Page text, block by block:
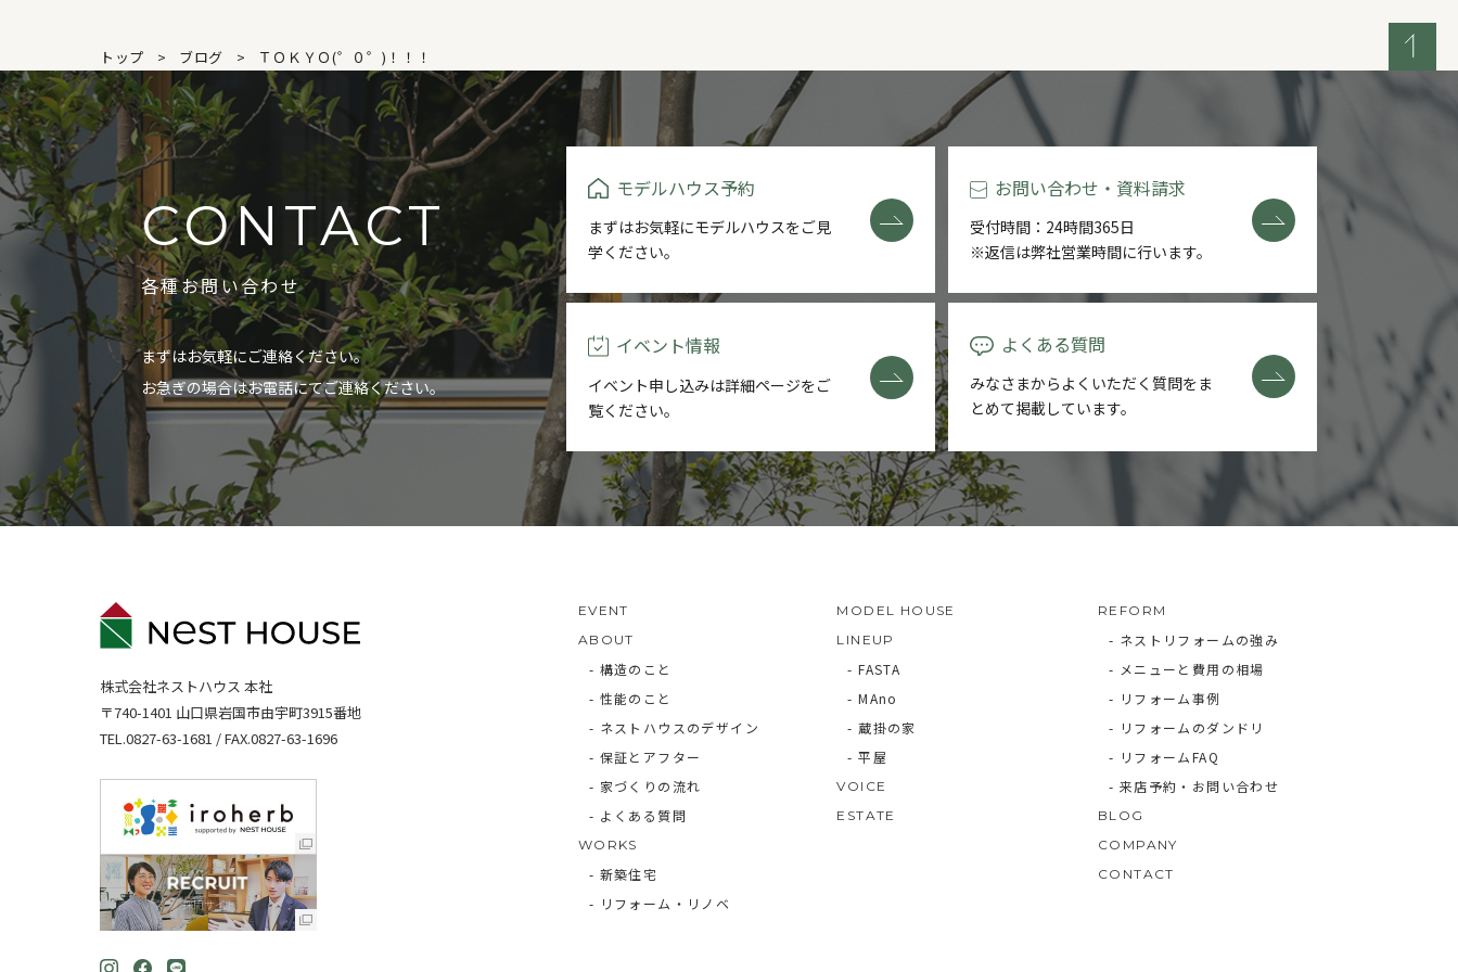
トップ ブログ ＴＯＫＹＯ(゜０゜)！！！
CONTACT
各種お問い合わせ
まずはお気軽にご連絡ください。
お急ぎの場合はお電話にてご連絡ください。
モデルハウス予約
まずはお気軽にモデルハウスをご見
学ください。
お問い合わせ・資料請求
受付時間：24時間365日
※返信は弊社営業時間に行います。
イベント情報
イベント申し込みは詳細ページをご
覧ください。
よくある質問
みなさまからよくいただく質問をま
とめて掲載しています。
株式会社ネストハウス 本社
〒740-1401 山口県岩国市由宇町3915番地
TEL.0827-63-1681 / FAX.0827-63-1696
EVENT
ABOUT
- 構造のこと
- 性能のこと
- ネストハウスのデザイン
- 保証とアフター
- 家づくりの流れ
- よくある質問
WORKS
- 新築住宅
- リフォーム・リノベ
MODEL HOUSE
LINEUP
- FASTA
- MAno
- 蔵掛の家
- 平屋
VOICE
ESTATE
REFORM
- ネストリフォームの強み
- メニューと費用の相場
- リフォーム事例
- リフォームのダンドリ
- リフォームFAQ
- 来店予約・お問い合わせ
BLOG
COMPANY
CONTACT